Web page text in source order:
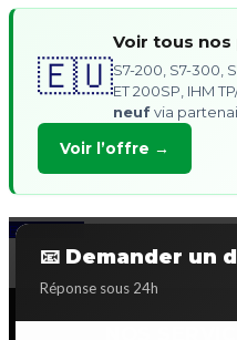
🇪🇺
Voir tous
S7-200, S7-300,
ET 200SP, IHM
neufvia
Voir l’offre →
📧 Demander un
Réponse sous 24h
Back to Top